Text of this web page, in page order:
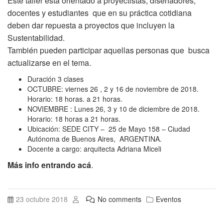
docentes y estudiantes que en su práctica cotidiana
deben dar repuesta a proyectos que incluyen la
Sustentabilidad.
También pueden participar aquellas personas que busca
actualizarse en el tema.
Duración 3 clases
OCTUBRE: viernes 26 , 2 y 16 de noviembre de 2018.
Horario: 18 horas. a 21 horas.
NOVIEMBRE : Lunes 26, 3 y 10 de diciembre de 2018.
Horario: 18 horas a 21 horas.
Ubicación: SEDE CITY – 25 de Mayo 158 – Ciudad
Autónoma de Buenos Aires, ARGENTINA.
Docente a cargo: arquitecta Adriana Miceli
Más info entrando acá.
23 octubre 2018 No comments Eventos